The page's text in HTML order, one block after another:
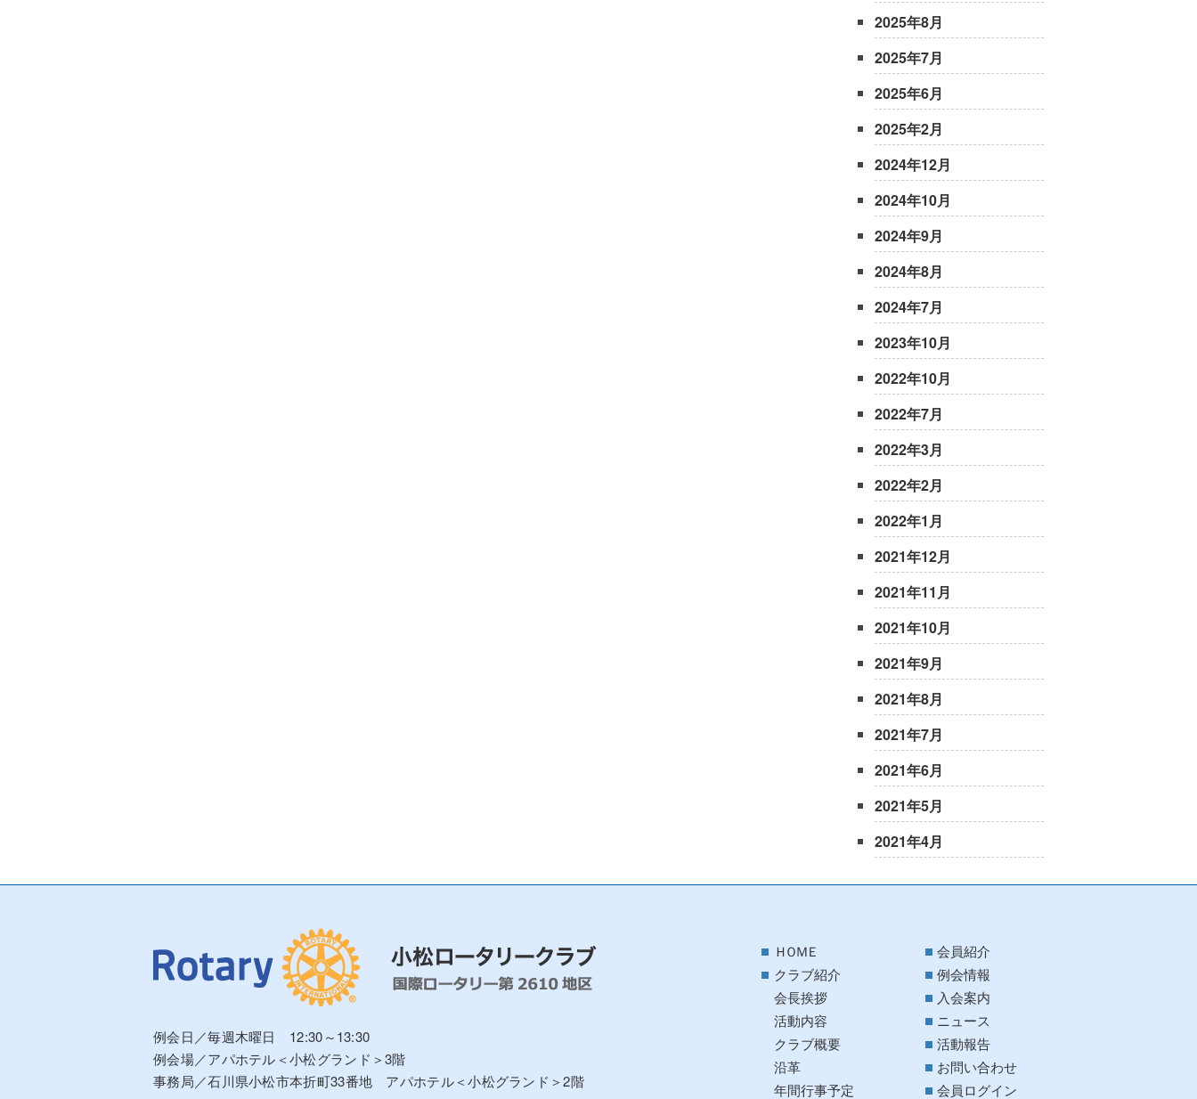
2025年8月
2025年7月
2025年6月
2025年2月
2024年12月
2024年10月
2024年9月
2024年8月
2024年7月
2023年10月
2022年10月
2022年7月
2022年3月
2022年2月
2022年1月
2021年12月
2021年11月
2021年10月
2021年9月
2021年8月
2021年7月
2021年6月
2021年5月
2021年4月
例会日／毎週木曜日 12:30～13:30
例会場／アパホテル＜小松グランド＞3階
事務局／石川県小松市本折町33番地 アパホテル＜小松グランド＞2階
ＨＯＭＥ
クラブ紹介
会長挨拶
活動内容
クラブ概要
沿革
年間行事予定
会員紹介
例会情報
入会案内
ニュース
活動報告
お問い合わせ
会員ログイン